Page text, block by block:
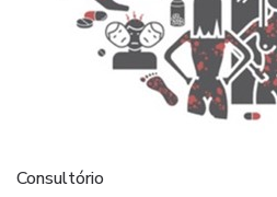
Consultório